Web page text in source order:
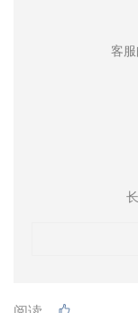
客服